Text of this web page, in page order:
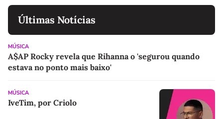
Últimas Notícias
MÚSICA
A$AP Rocky revela que Rihanna o 'segurou quando
estava no ponto mais baixo'
MÚSICA
IveTim, por Criolo